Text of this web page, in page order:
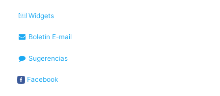
Widgets
Boletín E-mail
Sugerencias
Facebook